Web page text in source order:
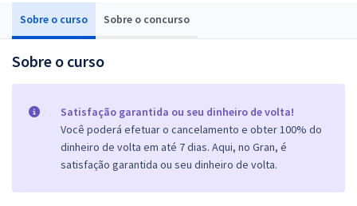
Sobre o curso Sobre o concurso
Sobre o curso
Satisfação garantida ou seu dinheiro de volta!
Você poderá efetuar o cancelamento e obter 100% do
dinheiro de volta em até 7 dias. Aqui, no Gran, é
satisfação garantida ou seu dinheiro de volta.